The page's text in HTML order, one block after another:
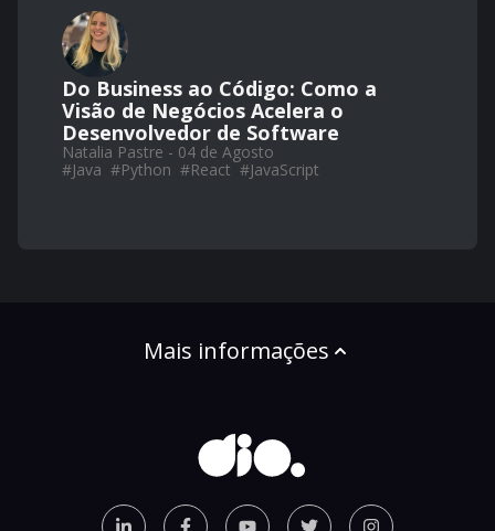
Do Business ao Código: Como a
Visão de Negócios Acelera o
Desenvolvedor de Software
Natalia Pastre - 04 de Agosto
#Java #Python #React #JavaScript
Mais informações